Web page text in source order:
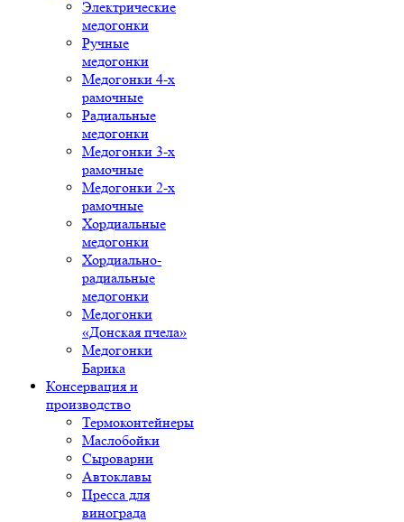
Электрические
медогонки
Ручные
медогонки
Медогонки 4-х
рамочные
Радиальные
медогонки
Медогонки 3-х
рамочные
Медогонки 2-х
рамочные
Хордиальные
медогонки
Хордиально-
радиальные
медогонки
Медогонки
«Донская пчела»
Медогонки
Барика
Консервация и
производство
Термоконтейнеры
Маслобойки
Сыроварни
Автоклавы
Пресса для
винограда